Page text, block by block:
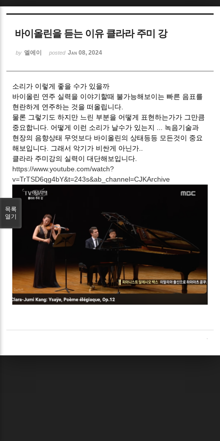
바이올린을 듣는 이유 클라라 주미 강
by 엘에이 posted Jan 08, 2024
소리가 이렇게 좋을 수가 있을까
바이올린 연주 실력을 이야기할때 불가능해보이는 빠른 음표를
현란하게 연주하는 것을 떠올립니다.
물론 그렇기도 하지만 느린 부분을 어떻게 표현하는가가 그만큼
중요합니다. 어떻게 이런 소리가 날수가 있는지 ... 녹음기술과
현장의 음향상태 무엇보다 바이올린의 상태등등 모든것이 중요
해보입니다. 그래서 악기가 비싼게 아닌가..
클라라 주미강의 실력이 대단해보입니다.
https://www.youtube.com/watch?
v=TrTSD6qg4bY&t=243s&ab_channel=CJKArchive
목록
열기
Sketchbook5, 스케치북5
Sketchbook5, 스케치북5